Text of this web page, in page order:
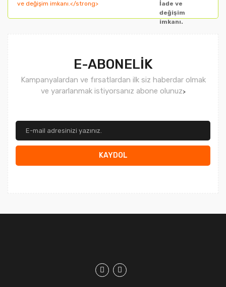
İade ve
değişim
imkanı.
E-ABONELİK
Kampanyalardan ve fırsatlardan ilk siz haberdar olmak
ve yararlanmak istiyorsanız abone olunuz>
KAYDOL